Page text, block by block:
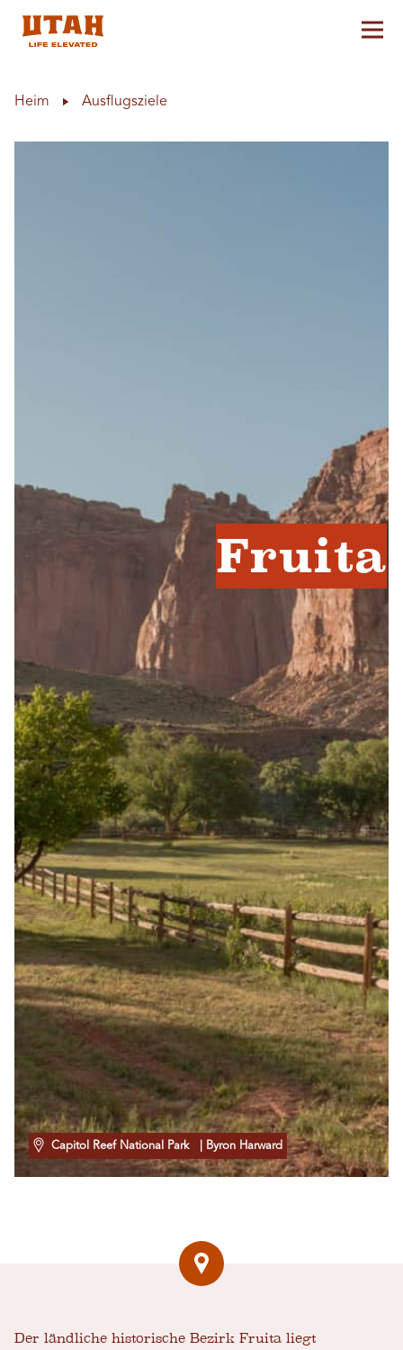
Heim Ausflugsziele
Fruita
Capitol Reef National Park | Byron Harward
Der ländliche historische Bezirk Fruita liegt